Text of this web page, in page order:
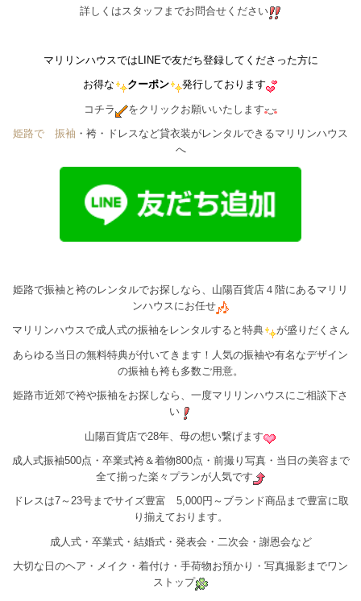
詳しくはスタッフまでお問合せください
マリリンハウスではLINEで友だち登録してくださった方に
お得な クーポン 発行しております
コチラ をクリックお願いいたします
姫路で゙振袖 ・袴・ドレスなど貸衣装がレンタルできるマリリンハウス
へ
姫路で振袖と袴のレンタルでお探しなら、山陽百貨店４階にあるマリリ
ンハウスにお任せ
マリリンハウスで成人式の振袖をレンタルすると特典 が盛りだくさん
あらゆる当日の無料特典が付いてきます！人気の振袖や有名なデザイン
の振袖も袴も多数ご用意。
姫路市近郊で袴や振袖をお探しなら、一度マリリンハウスにご相談下さ
い
山陽百貨店で28年、母の想い繋げます
成人式振袖500点・卒業式袴＆着物800点・前撮り写真・当日の美容まで
全て揃った楽々プランが人気です
ドレスは7～23号までサイズ豊富 5,000円～ブランド商品まで豊富に取
り揃えております。
成人式・卒業式・結婚式・発表会・二次会・謝恩会など
大切な日のヘア・メイク・着付け・手荷物お預かり・写真撮影までワン
ストップ